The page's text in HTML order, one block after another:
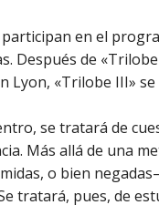
en el
Después de
Lyon, «Trilobe III»
se tratará de
Más allá de una
o bien
tratará, pues, de